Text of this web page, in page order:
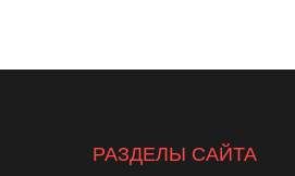
РАЗДЕЛЫ САЙТА